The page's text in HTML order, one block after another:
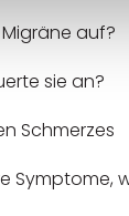
auf?
sie an?
Schmerzes
Symptome,